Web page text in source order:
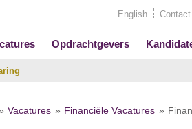
English Contact
Opdrachtgevers
Vacatures Financiële Vacatures